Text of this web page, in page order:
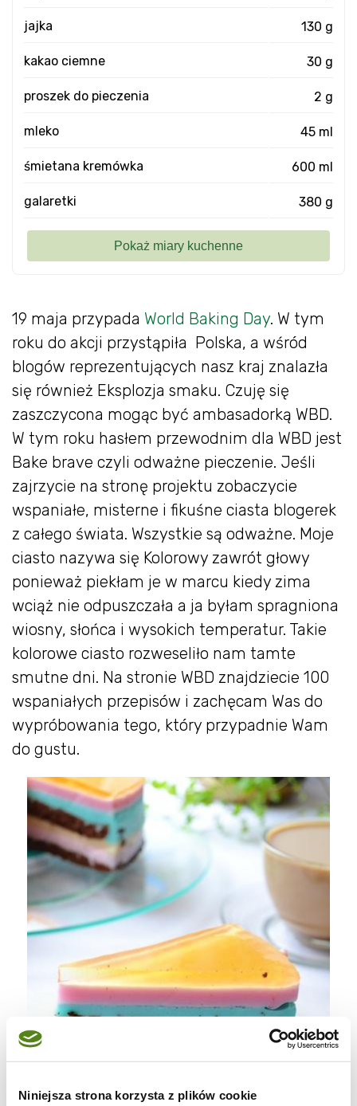
Niniejsza strona korzysta z plików cookie
19 maja przypada World Baking Day. W tym
roku do akcji przystąpiła Polska, a wśród
blogów reprezentujących nasz kraj znalazła
się również Eksplozja smaku. Czuję się
zaszczycona mogąc być ambasadorką WBD.
W tym roku hasłem przewodnim dla WBD jest
Bake brave czyli odważne pieczenie. Jeśli
zajrzycie na stronę projektu zobaczycie
wspaniałe, misterne i fikuśne ciasta blogerek
z całego świata. Wszystkie są odważne. Moje
ciasto nazywa się Kolorowy zawrót głowy
ponieważ piekłam je w marcu kiedy zima
wciąż nie odpuszczała a ja byłam spragniona
wiosny, słońca i wysokich temperatur. Takie
kolorowe ciasto rozweseliło nam tamte
smutne dni. Na stronie WBD znajdziecie 100
wspaniałych przepisów i zachęcam Was do
wypróbowania tego, który przypadnie Wam
do gustu.
jajka 130 g
kakao ciemne 30 g
proszek do pieczenia 2 g
mleko 45 ml
śmietana kremówka 600 ml
galaretki 380 g